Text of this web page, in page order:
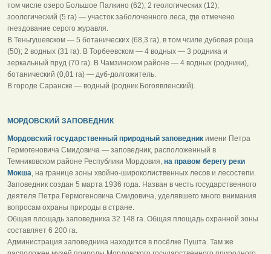
том числе озеро Большое Палкино (62); 2 геологических (12);
зоологический (5 га) — участок заболоченного леса, где отмечено
гнездование серого журавля.
В Теньгушевском — 5 ботанических (68,3 га), в том чсиле дубовая роща
(50); 2 водных (31 га). В Торбеевском — 4 водных — 3 родника и
зеркальный пруд (70 га). В Чамзинском районе — 4 водных (родники),
ботанический (0,01 га) — дуб-долгожитель.
В городе Саранске — водный (родник Богоявленский).
МОРДОВСКИЙ ЗАПОВЕДНИК
Мордовский государственный природный заповедник имени Петра
Гермогеновича Смидовича — заповедник, расположенный в
Темниковском районе Республики Мордовия, на правом берегу реки
Мокша, на границе зоны хвойно-широколиственных лесов и лесостепи.
Заповедник создан 5 марта 1936 года. Назван в честь государственного
деятеля Петра Гермогеновича Смидовича, уделявшего много внимания
вопросам охраны природы в стране.
Общая площадь заповедника 32 148 га. Общая площадь охранной зоны
составляет 6 200 га.
Администрация заповедника находится в посёлке Пушта. Там же